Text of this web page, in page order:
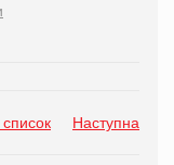
Наступна